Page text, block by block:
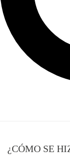
¿CÓMO SE